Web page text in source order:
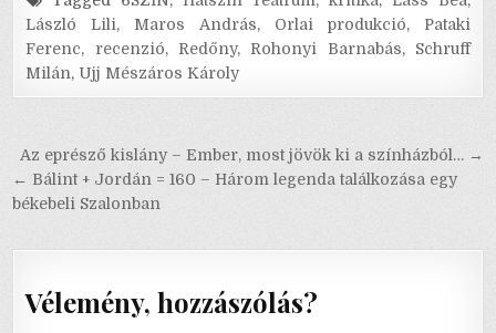
László Lili, Maros András, Orlai produkció, Pataki
Ferenc, recenzió, Redőny, Rohonyi Barnabás, Schruff
Milán, Ujj Mészáros Károly
Bejegyzés
navigáció
Az eprésző kislány – Ember, most jövök ki a színházból… →
← Bálint + Jordán = 160 – Három legenda találkozása egy
békebeli Szalonban
Vélemény, hozzászólás?